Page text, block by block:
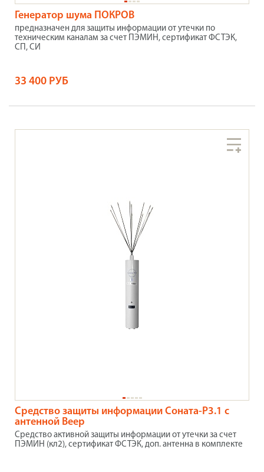
Генератор шума ПОКРОВ
предназначен для защиты информации от утечки по
техническим каналам за счет ПЭМИН, сертификат ФСТЭК,
СП, СИ
33 400 РУБ
Средство защиты информации Соната-Р3.1 с
антенной Веер
Средство активной защиты информации от утечки за счет
ПЭМИН (кл2), сертификат ФСТЭК, доп. антенна в комплекте